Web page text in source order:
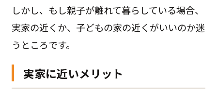
しかし、もし親子が離れて暮らしている場合、
実家の近くか、子どもの家の近くがいいのか迷
うところです。
実家に近いメリット